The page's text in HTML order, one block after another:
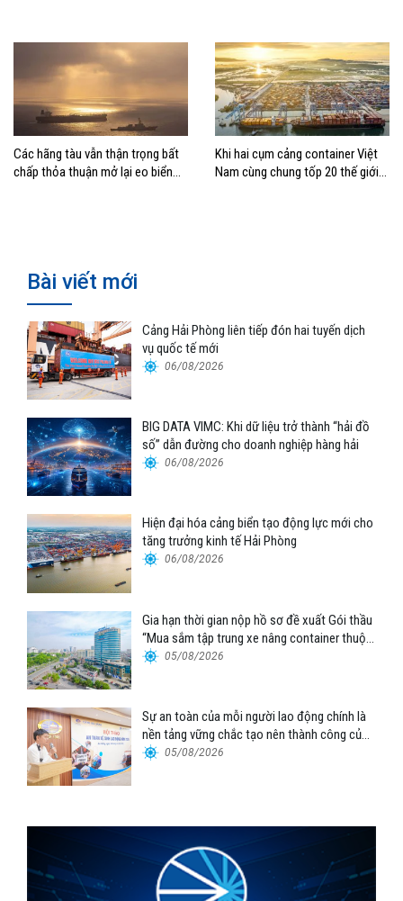
Các hãng tàu vẫn thận trọng bất
chấp thỏa thuận mở lại eo biển
Khi hai cụm cảng container Việt
Nam cùng chung tốp 20 thế giới
Bài viết mới
Cảng Hải Phòng liên tiếp đón hai tuyến dịch
vụ quốc tế mới
06/08/2026
BIG DATA VIMC: Khi dữ liệu trở thành “hải đồ
số” dẫn đường cho doanh nghiệp hàng hải
06/08/2026
Hiện đại hóa cảng biển tạo động lực mới cho
tăng trưởng kinh tế Hải Phòng
06/08/2026
Gia hạn thời gian nộp hồ sơ đề xuất Gói thầu
“Mua sắm tập trung xe nâng container thuộc
Tổng công ty Hàng hải Việt Nam – CTCP”
05/08/2026
Sự an toàn của mỗi người lao động chính là
nền tảng vững chắc tạo nên thành công của
Cảng Đà Nẵng
05/08/2026